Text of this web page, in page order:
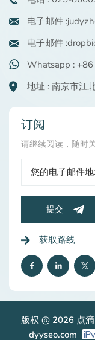
电子邮件
电子邮件
Whatsapp :
地址 : 南京市江
订阅
请继续阅读，随时
提交
获取路线
版权 @ 2026 点
dyyseo.com